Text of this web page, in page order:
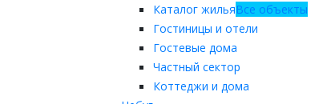
Каталог жильяВсе объекты
Гостиницы и отели
Гостевые дома
Частный сектор
Коттеджи и дома